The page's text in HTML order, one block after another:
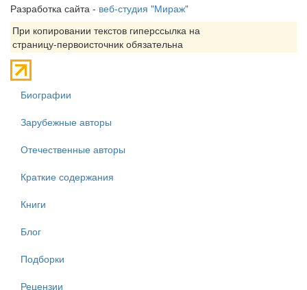
Разработка сайта - веб-студия "Мираж"
При копировании текстов гиперссылка на
страницу-первоисточник обязательна
Биографии
Зарубежные авторы
Отечественные авторы
Краткие содержания
Книги
Блог
Подборки
Рецензии